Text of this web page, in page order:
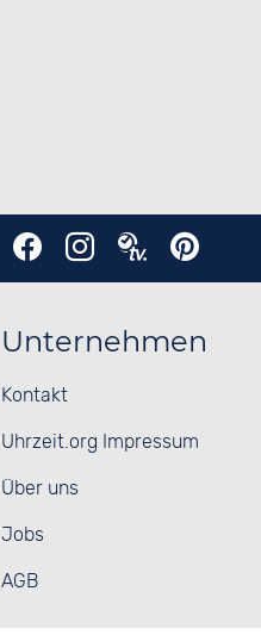
Unternehmen
Kontakt
Uhrzeit.org Impressum
Über uns
Jobs
AGB